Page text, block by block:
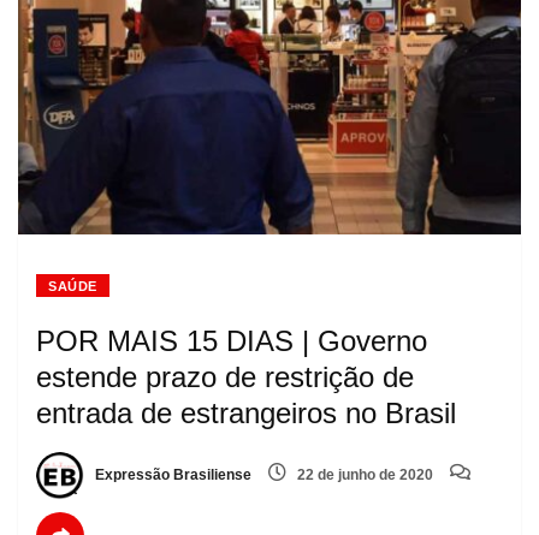
SAÚDE
POR MAIS 15 DIAS | Governo
estende prazo de restrição de
entrada de estrangeiros no Brasil
Expressão Brasiliense 22 de junho de 2020